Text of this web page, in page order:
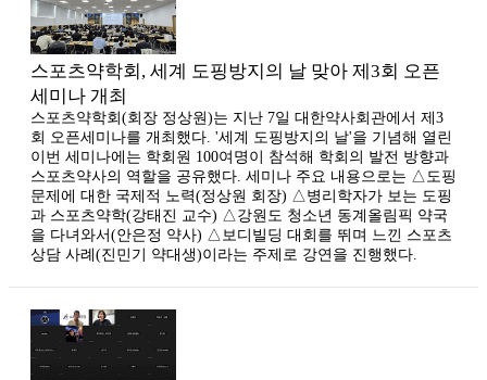
스포츠약학회, 세계 도핑방지의 날 맞아 제3회 오픈
세미나 개최
스포츠약학회(회장 정상원)는 지난 7일 대한약사회관에서 제3
회 오픈세미나를 개최했다. '세계 도핑방지의 날'을 기념해 열린
이번 세미나에는 학회원 100여명이 참석해 학회의 발전 방향과
스포츠약사의 역할을 공유했다. 세미나 주요 내용으로는 △도핑
문제에 대한 국제적 노력(정상원 회장) △병리학자가 보는 도핑
과 스포츠약학(강태진 교수) △강원도 청소년 동계올림픽 약국
을 다녀와서(안은정 약사) △보디빌딩 대회를 뛰며 느낀 스포츠
상담 사례(진민기 약대생)이라는 주제로 강연을 진행했다.